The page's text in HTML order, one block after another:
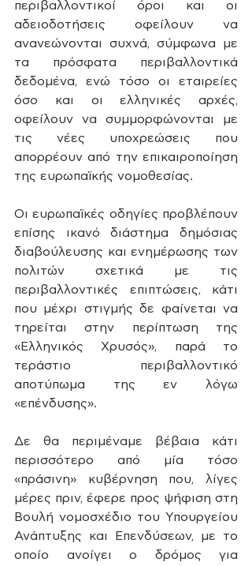
περιβαλλοντικοί όροι και οι
αδειοδοτήσεις οφείλουν να
ανανεώνονται συχνά, σύμφωνα με
τα πρόσφατα περιβαλλοντικά
δεδομένα, ενώ τόσο οι εταιρείες
όσο και οι ελληνικές αρχές,
οφείλουν να συμμορφώνονται με
τις νέες υποχρεώσεις που
απορρέουν από την επικαιροποίηση
της ευρωπαϊκής νομοθεσίας.
Οι ευρωπαϊκές οδηγίες προβλέπουν
επίσης ικανό διάστημα δημόσιας
διαβούλευσης και ενημέρωσης των
πολιτών σχετικά με τις
περιβαλλοντικές επιπτώσεις, κάτι
που μέχρι στιγμής δε φαίνεται να
τηρείται στην περίπτωση της
«Ελληνικός Χρυσός», παρά το
τεράστιο περιβαλλοντικό
αποτύπωμα της εν λόγω
«επένδυσης».
Δε θα περιμέναμε βέβαια κάτι
περισσότερο από μία τόσο
«πράσινη» κυβέρνηση που, λίγες
μέρες πριν, έφερε προς ψήφιση στη
Βουλή νομοσχέδιο του Υπουργείου
Ανάπτυξης και Επενδύσεων, με το
οποίο ανοίγει ο δρόμος για